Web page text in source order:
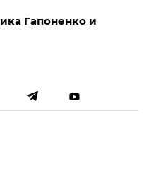
Гапоненко и